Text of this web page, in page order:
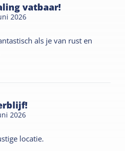
vatbaar!
2026
als je van rust en
2026
locatie.